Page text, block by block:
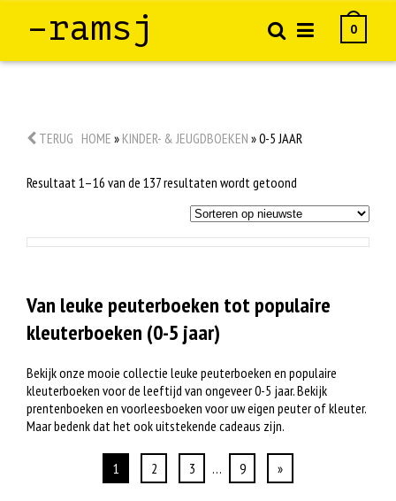
–ramsj 0
TERUG HOME » KINDER- & JEUGDBOEKEN »0-5 JAAR
Resultaat 1–16 van de 137 resultaten wordt getoond
nieuwste
Van leuke peuterboeken tot populaire
kleuterboeken (0-5 jaar)
Bekijk onze mooie collectie leuke peuterboeken en populaire
kleuterboeken voor de leeftijd van ongeveer 0-5 jaar. Bekijk
prentenboeken en voorleesboeken voor uw eigen peuter of kleuter.
Maar bedenk dat het ook uitstekende cadeaus zijn.
1 2 3 … 9 »